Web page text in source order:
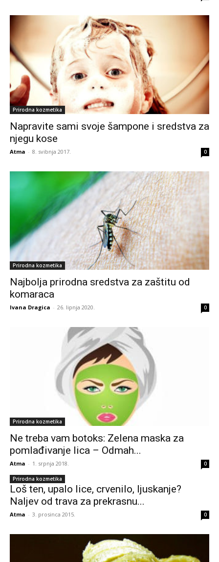
Prirodna kozmetika
Napravite sami svoje šampone i sredstva za
njegu kose
Atma - 8. svibnja 2017. 0
Prirodna kozmetika
Najbolja prirodna sredstva za zaštitu od
komaraca
Ivana Dragica - 26. lipnja 2020. 0
Prirodna kozmetika
Ne treba vam botoks: Zelena maska za
pomlađivanje lica – Odmah...
Atma - 1. srpnja 2018. 0
Prirodna kozmetika
Loš ten, upalo lice, crvenilo, ljuskanje?
Naljev od trava za prekrasnu...
Atma - 3. prosinca 2015. 0